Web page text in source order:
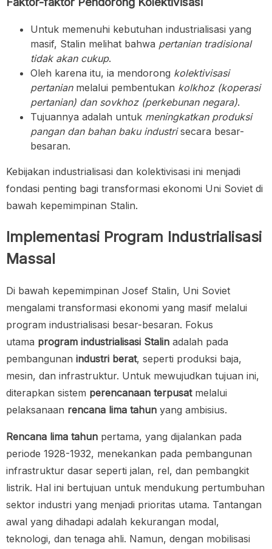
Untuk memenuhi kebutuhan industrialisasi yang
masif, Stalin melihat bahwa pertanian tradisional
tidak akan cukup.
Oleh karena itu, ia mendorong kolektivisasi
pertanianmelalui pembentukan kolkhoz (koperasi
pertanian) dan sovkhoz (perkebunan negara).
Tujuannya adalah untuk meningkatkan produksi
pangan dan bahan baku industrisecara besar-
besaran.
Kebijakan industrialisasi dan kolektivisasi ini menjadi
fondasi penting bagi transformasi ekonomi Uni Soviet di
bawah kepemimpinan Stalin.
Implementasi Program Industrialisasi
Massal
Di bawah kepemimpinan Josef Stalin, Uni Soviet
mengalami transformasi ekonomi yang masif melalui
program industrialisasi besar-besaran. Fokus
utama program industrialisasi Stalin adalah pada
pembangunan industri berat, seperti produksi baja,
mesin, dan infrastruktur. Untuk mewujudkan tujuan ini,
diterapkan sistem perencanaan terpusatmelalui
pelaksanaan rencana lima tahun yang ambisius.
Rencana lima tahun pertama, yang dijalankan pada
periode 1928-1932, menekankan pada pembangunan
infrastruktur dasar seperti jalan, rel, dan pembangkit
listrik. Hal ini bertujuan untuk mendukung pertumbuhan
sektor industri yang menjadi prioritas utama. Tantangan
awal yang dihadapi adalah kekurangan modal,
teknologi, dan tenaga ahli. Namun, dengan mobilisasi